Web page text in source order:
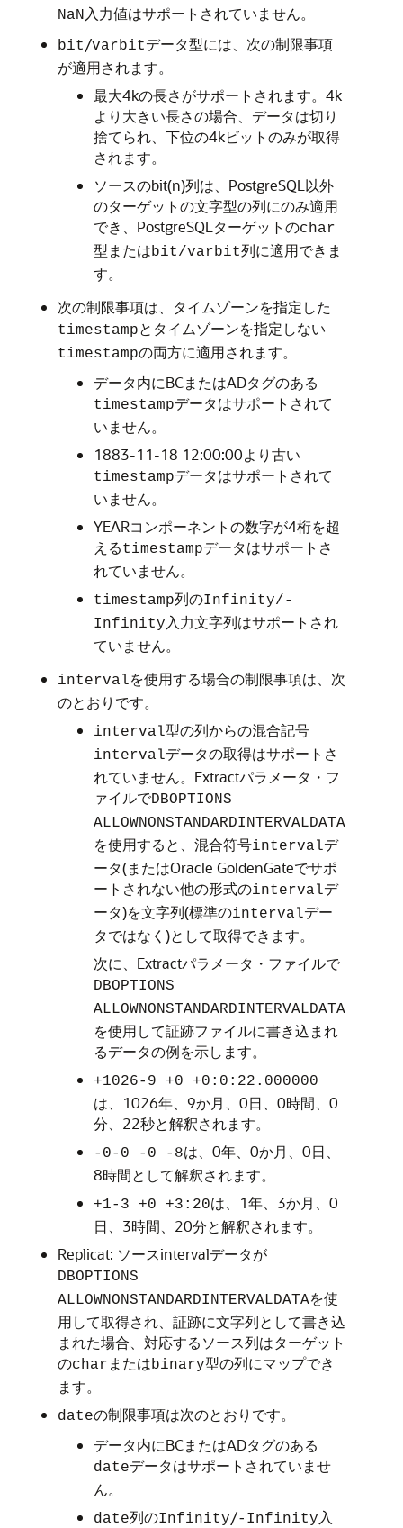
NaN 入力値はサポートされていません。
bit /varbitデータ型には、次の制限事項
が適用されます。
最大4kの長さがサポートされます。4k
より大きい長さの場合、データは切り
捨てられ、下位の4kビットのみが取得
されます。
ソースのbit(n)列は、PostgreSQL以外
のターゲットの文字型の列にのみ適用
でき、PostgreSQLターゲットのchar
型またはbit/varbit列に適用できま
す。
次の制限事項は、タイムゾーンを指定した
timestampとタイムゾーンを指定しない
timestampの両方に適用されます。
データ内にBCまたはADタグのある
timestampデータはサポートされて
いません。
1883-11-18 12:00:00より古い
timestampデータはサポートされて
いません。
YEARコンポーネントの数字が4桁を超
えるtimestampデータはサポートさ
れていません。
timestamp列のInfinity/-
Infinity 入力文字列はサポートされ
ていません。
intervalを使用する場合の制限事項は、次
のとおりです。
interval型の列からの混合記号
intervalデータの取得はサポートさ
れていません。Extractパラメータ・フ
ァイルでDBOPTIONS
ALLOWNONSTANDARDINTERVALDATA
を使用すると、混合符号intervalデ
ータ(またはOracle GoldenGateでサポ
ートされない他の形式のintervalデ
ータ)を文字列(標準のintervalデー
タではなく)として取得できます。
次に、Extractパラメータ・ファイルで
DBOPTIONS
ALLOWNONSTANDARDINTERVALDATA
を使用して証跡ファイルに書き込まれ
るデータの例を示します。
+1026-9 +0 +0:0:22.000000
は、1026年、9か月、0日、0時間、0
分、22秒と解釈されます。
-0-0 -0 -8は、0年、0か月、0日、
8時間として解釈されます。
+1-3 +0 +3:20は、1年、3か月、0
日、3時間、20分と解釈されます。
Replicat: ソースintervalデータが
DBOPTIONS
ALLOWNONSTANDARDINTERVALDATAを使
用して取得され、証跡に文字列として書き込
まれた場合、対応するソース列はターゲット
のchar またはbinary型の列にマップでき
ます。
dateの制限事項は次のとおりです。
データ内にBCまたはADタグのある
dateデータはサポートされていませ
ん。
date列のInfinity/-Infinity 入